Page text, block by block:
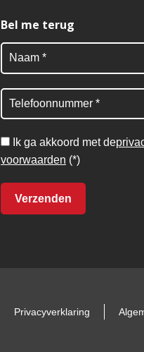
Bel me terug
Ik ga akkoord met de
voorwaarden (*)
Privacyverklaring